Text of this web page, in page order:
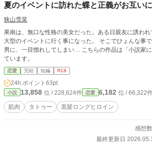
夏のイベントに訪れた蝶と正義がお互い
狭山雪菜
果南は、無口な性格の美女だった。ある日親友に誘わ
大型のイベントに行く事になった。 そこでひょんな事
男に、一目惚れしてしまい… こちらの作品は「小説家になろう」でも掲載され
ています。
恋愛 完結 短編 R18
24h.ポイント 63pt
小説 13,858 位 / 228,624件 恋愛 6,182 位 / 66,322
筋肉 タトゥー 黒髪ロングヒロイン
感想
最終更新日